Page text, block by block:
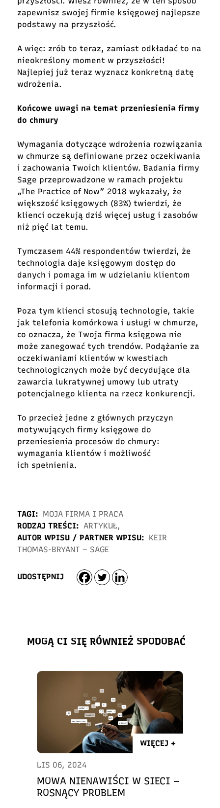
zapewnisz swojej firmie księgowej najlepsze
podstawy na przyszłość.
A więc: zrób to teraz, zamiast odkładać to na
nieokreślony moment w przyszłości!
Najlepiej już teraz wyznacz konkretną datę
wdrożenia.
Końcowe uwagi na temat przeniesienia firmy
do chmury
Wymagania dotyczące wdrożenia rozwiązania
w chmurze są definiowane przez oczekiwania
i zachowania Twoich klientów. Badania firmy
Sage przeprowadzone w ramach projektu
„The Practice of Now” 2018 wykazały, że
większość księgowych (83%) twierdzi, że
klienci oczekują dziś więcej usług i zasobów
niż pięć lat temu.
Tymczasem 44% respondentów twierdzi, że
technologia daje księgowym dostęp do
danych i pomaga im w udzielaniu klientom
informacji i porad.
Poza tym klienci stosują technologie, takie
jak telefonia komórkowa i usługi w chmurze,
co oznacza, że Twoja firma księgowa nie
może zanegować tych trendów. Podążanie za
oczekiwaniami klientów w kwestiach
technologicznych może być decydujące dla
zawarcia lukratywnej umowy lub utraty
potencjalnego klienta na rzecz konkurencji.
To przecież jedne z głównych przyczyn
motywujących firmy księgowe do
przeniesienia procesów do chmury:
wymagania klientów i możliwość
ich spełnienia.
TAGI: MOJA FIRMA I PRACA
RODZAJ TREŚCI: ARTYKUŁ,
AUTOR WPISU / PARTNER WPISU: KEIR
THOMAS-BRYANT – SAGE
UDOSTĘPNIJ
MOGĄ CI SIĘ RÓWNIEŻ SPODOBAĆ
WIĘCEJ +
LIS 06, 2024
MOWA NIENAWIŚCI W SIECI –
ROSNĄCY PROBLEM